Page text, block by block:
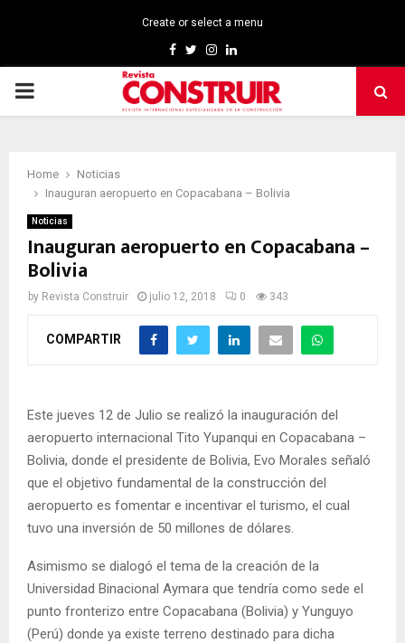
Create or select a menu
Facebook
TwitterInstagram
Linkedin
PRIMARY
Home
Noticias
Inauguran aeropuerto en Copacabana – Bolivia
Noticias
Inauguran aeropuerto en Copacabana –
Bolivia
by Revista Construir julio 12, 2018 0 343
COMPARTIR
Este jueves 12 de Julio se realizó la inauguración del
aeropuerto internacional Tito Yupanqui en Copacabana –
Bolivia, donde el presidente de Bolivia, Evo Morales señaló
que el objetivo fundamental de la construcción del
aeropuerto es fomentar e incentivar el turismo, el cual
tuvo una inversión de 50 millones de dólares.
Asimismo se dialogó el tema de la creación de la
Universidad Binacional Aymara que tendría como sede el
punto fronterizo entre Copacabana (Bolivia) y Yunguyo
(Perú) donde ya existe terreno destinado para dicha